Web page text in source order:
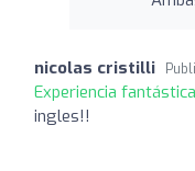
nicolas cristilli
Experiencia
ingles!!